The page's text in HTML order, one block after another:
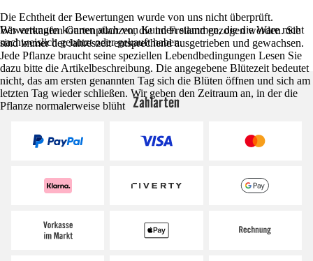
Wir verkaufen Gartenpflanzen, die im Freiland gezogen werden. Sie
sind immer der Jahreszeit entsprechend ausgetrieben und gewachsen.
Jede Pflanze braucht seine speziellen Lebendbedingungen Lesen Sie
dazu bitte die Artikelbeschreibung. Die angegebene Blütezeit bedeutet
nicht, das am ersten genannten Tag sich die Blüten öffnen und sich am
letzten Tag wieder schließen. Wir geben den Zeitraum an, in der die
Pflanze normalerweise blüht
Die Echtheit der Bewertungen wurde von uns nicht überprüft.
Bewertungen können auch von Kunden stammen, die die Ware nicht
nachweislich genutzt oder gekauft haben.
Zahlarten